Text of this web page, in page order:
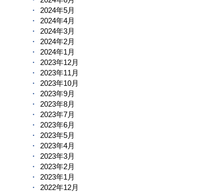
2024年5月
2024年4月
2024年3月
2024年2月
2024年1月
2023年12月
2023年11月
2023年10月
2023年9月
2023年8月
2023年7月
2023年6月
2023年5月
2023年4月
2023年3月
2023年2月
2023年1月
2022年12月